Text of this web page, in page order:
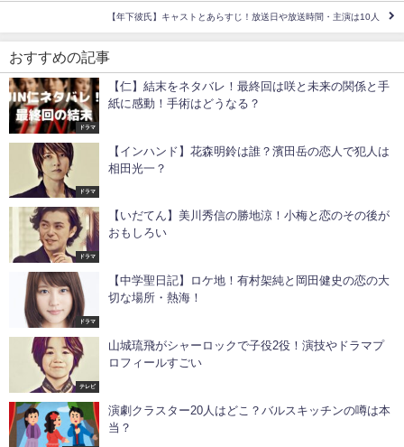
【年下彼氏】キャストとあらすじ！放送日や放送時間・主演は10人
おすすめの記事
ドラマ
【仁】結末をネタバレ！最終回は咲と未来の関係と手
紙に感動！手術はどうなる？
ドラマ
【インハンド】花森明鈴は誰？濱田岳の恋人で犯人は
相田光一？
ドラマ
【いだてん】美川秀信の勝地涼！小梅と恋のその後が
おもしろい
ドラマ
【中学聖日記】ロケ地！有村架純と岡田健史の恋の大
切な場所・熱海！
テレビ
山城琉飛がシャーロックで子役2役！演技やドラマプ
ロフィールすごい
演劇クラスター20人はどこ？バルスキッチンの噂は本
当？